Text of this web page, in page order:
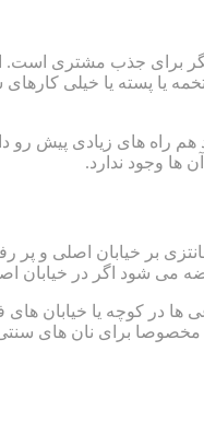
برای جذب مشتری است.
پسته یا خیلی کارهای
هم راه های زیادی پیش
ها وجود ندارد.
بر خیابان اصلی و
می شود اگر در خیابان
در کوچه یا خیابان های
برای نان های سنتی